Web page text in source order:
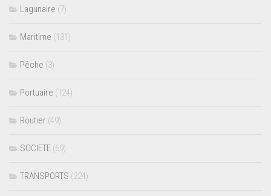
Lagunaire (7)
Maritime (131)
Pêche (3)
Portuaire (124)
Routier (49)
SOCIETE (69)
TRANSPORTS (224)